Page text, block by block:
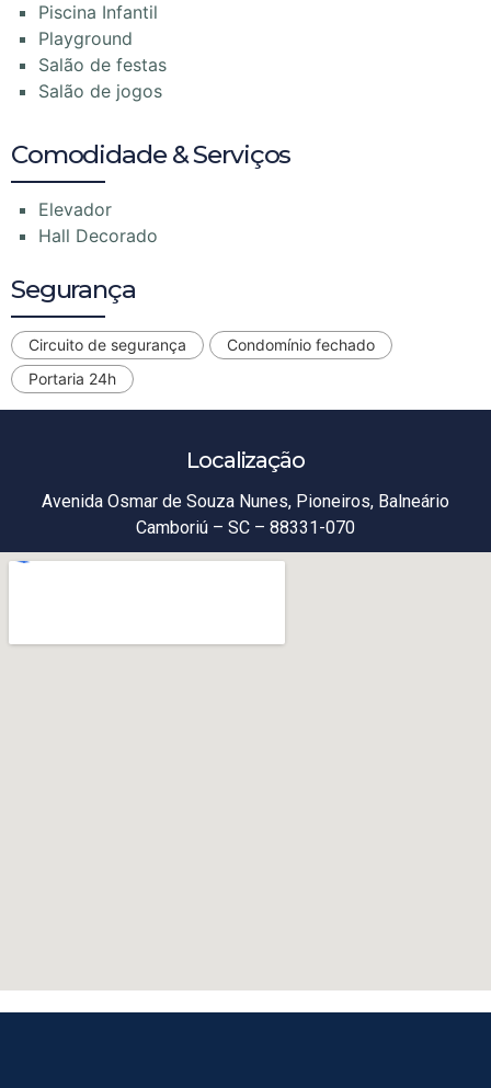
Piscina Infantil
Playground
Salão de festas
Salão de jogos
Comodidade & Serviços
Elevador
Hall Decorado
Segurança
Circuito de segurança
Condomínio fechado
Portaria 24h
Localização
Avenida Osmar de Souza Nunes, Pioneiros, Balneário
Camboriú – SC – 88331-070